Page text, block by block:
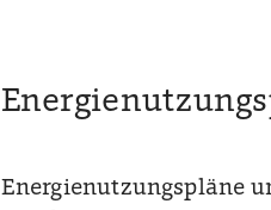
Energienutzungspläne